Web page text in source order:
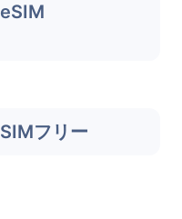
eSIM
SIMフリー